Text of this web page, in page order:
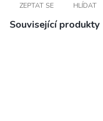
ZEPTAT SE HLÍDAT
Související produkty